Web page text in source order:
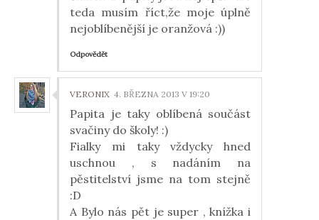
teda musím říct,že moje úplně
nejoblíbenější je oranžová :))
Odpovědět
VERONIX 4. BŘEZNA 2013 V 19:20
Papita je taky oblíbená součást
svačiny do školy! :)
Fialky mi taky vždycky hned
uschnou , s nadáním na
pěstitelství jsme na tom stejně
:D
A Bylo nás pět je super , knížka i